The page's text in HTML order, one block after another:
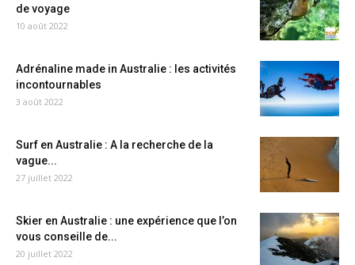
de voyage
10 août 2022
Adrénaline made in Australie : les activités
incontournables
3 août 2022
Surf en Australie : A la recherche de la
vague...
27 juillet 2022
Skier en Australie : une expérience que l’on
vous conseille de...
20 juillet 2022